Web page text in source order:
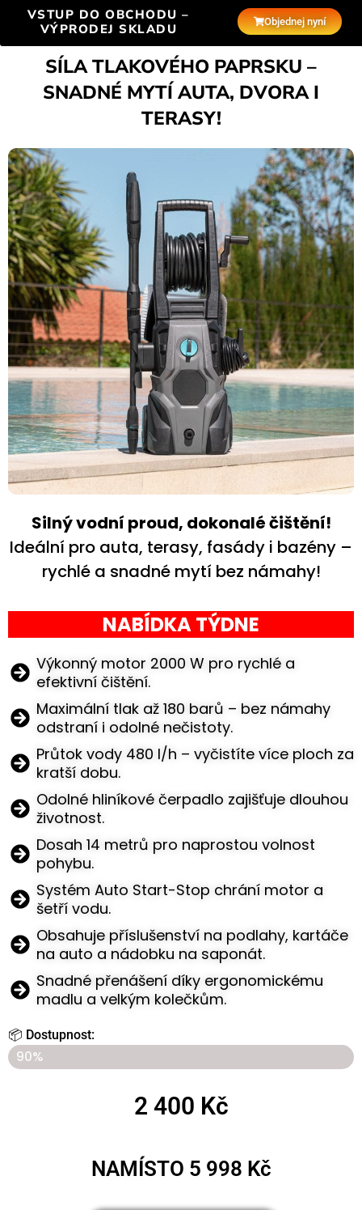
VSTUP DO OBCHODU –
VÝPRODEJ SKLADU
Objednej nyní
SÍLA TLAKOVÉHO PAPRSKU –
SNADNÉ MYTÍ AUTA, DVORA I
TERASY!
Silný vodní proud, dokonalé čištění!
Ideální pro auta, terasy, fasády i bazény –
rychlé a snadné mytí bez námahy!
NABÍDKA TÝDNE
Výkonný motor 2000 W pro rychlé a
efektivní čištění.
Maximální tlak až 180 barů – bez námahy
odstraní i odolné nečistoty.
Průtok vody 480 l/h – vyčistíte více ploch za
kratší dobu.
Odolné hliníkové čerpadlo zajišťuje dlouhou
životnost.
Dosah 14 metrů pro naprostou volnost
pohybu.
Systém Auto Start-Stop chrání motor a
šetří vodu.
Obsahuje příslušenství na podlahy, kartáče
na auto a nádobku na saponát.
Snadné přenášení díky ergonomickému
madlu a velkým kolečkům.
📦 Dostupnost:
​POSLEDNJIH 7 KOMADA SA POPUSTOM
90%
2 400 Kč
NAMÍSTO 5 998 Kč